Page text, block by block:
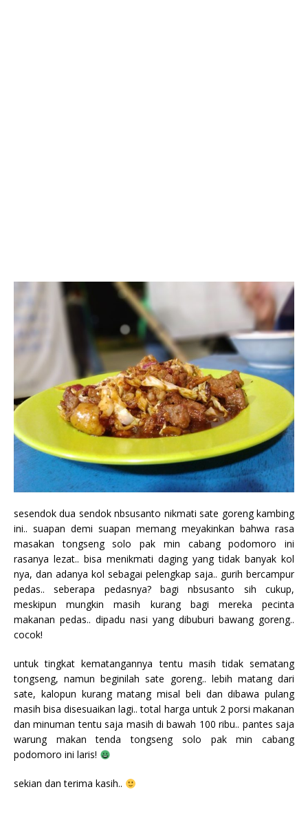
sesendok dua sendok nbsusanto nikmati sate goreng kambing
ini.. suapan demi suapan memang meyakinkan bahwa rasa
masakan tongseng solo pak min cabang podomoro ini
rasanya lezat.. bisa menikmati daging yang tidak banyak kol
nya, dan adanya kol sebagai pelengkap saja.. gurih bercampur
pedas.. seberapa pedasnya? bagi nbsusanto sih cukup,
meskipun mungkin masih kurang bagi mereka pecinta
makanan pedas.. dipadu nasi yang dibuburi bawang goreng..
cocok!
untuk tingkat kematangannya tentu masih tidak sematang
tongseng, namun beginilah sate goreng.. lebih matang dari
sate, kalopun kurang matang misal beli dan dibawa pulang
masih bisa disesuaikan lagi.. total harga untuk 2 porsi makanan
dan minuman tentu saja masih di bawah 100 ribu.. pantes saja
warung makan tenda tongseng solo pak min cabang
podomoro ini laris!
sekian dan terima kasih..